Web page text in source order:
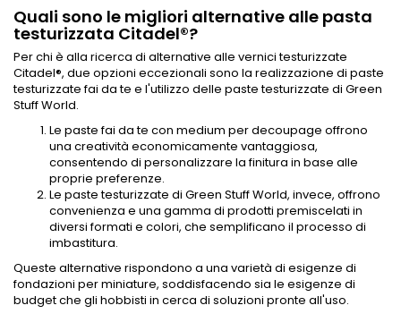
Quali sono le migliori alternative alle pasta
testurizzata Citadel®?
Per chi è alla ricerca di alternative alle vernici testurizzate
Citadel®, due opzioni eccezionali sono la realizzazione di paste
testurizzate fai da te e l'utilizzo delle paste testurizzate di Green
Stuff World.
Le paste fai da te con medium per decoupage offrono
una creatività economicamente vantaggiosa,
consentendo di personalizzare la finitura in base alle
proprie preferenze.
Le paste testurizzate di Green Stuff World, invece, offrono
convenienza e una gamma di prodotti premiscelati in
diversi formati e colori, che semplificano il processo di
imbastitura.
Queste alternative rispondono a una varietà di esigenze di
fondazioni per miniature, soddisfacendo sia le esigenze di
budget che gli hobbisti in cerca di soluzioni pronte all'uso.